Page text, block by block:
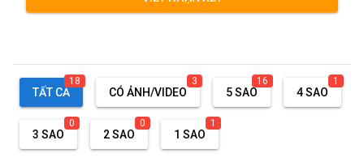
TẤT CẢ
18
CÓ ẢNH/VIDEO
3
5 SAO
16
4 SAO
1
3 SAO
0
2 SAO
0
1 SAO
1